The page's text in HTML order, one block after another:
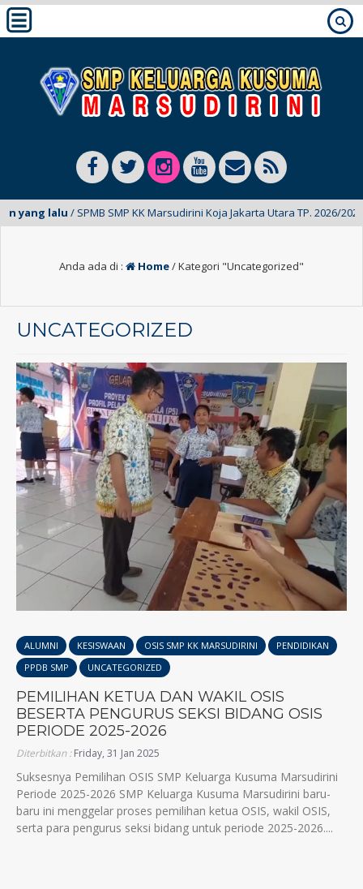
lalu/ SPMB SMP KK Marsudirini Koja Jakarta Utara TP. 2026/2027
Anda ada di : Home/Kategori "Uncategorized"
UNCATEGORIZED
ALUMNI KESISWAAN OSIS SMP KK MARSUDIRINI
PENDIDIKAN
PPDB SMP
UNCATEGORIZED
PEMILIHAN KETUA DAN WAKIL OSIS
BESERTA PENGURUS SEKSI BIDANG OSIS
PERIODE 2025-2026
Diterbitkan :Friday, 31 Jan 2025
Suksesnya Pemilihan OSIS SMP Keluarga Kusuma Marsudirini
Periode 2025-2026 SMP Keluarga Kusuma Marsudirini baru-
baru ini menggelar proses pemilihan ketua OSIS, wakil OSIS,
serta para pengurus seksi bidang untuk periode 2025-2026....